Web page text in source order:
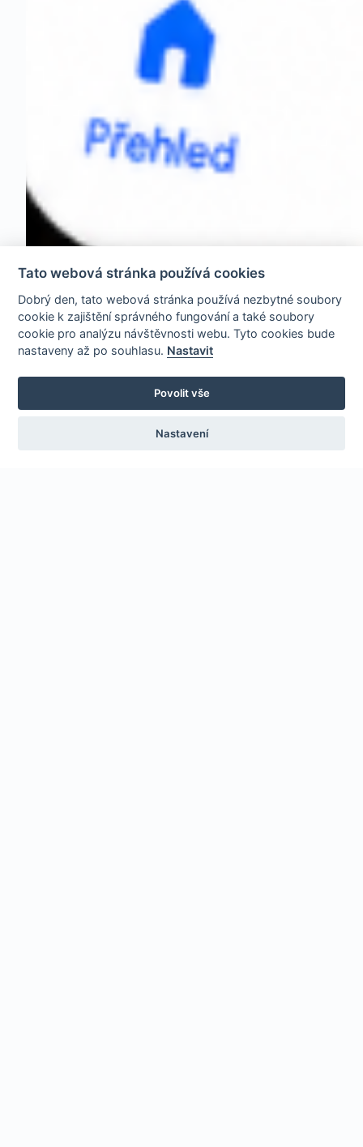
Tato webová stránka používá cookies
Dobrý den, tato webová stránka používá nezbytné soubory
cookie k zajištění správného fungování a také soubory
cookie pro analýzu návštěvnosti webu. Tyto cookies bude
nastaveny až po souhlasu. Nastavit
Povolit vše
Nastavení